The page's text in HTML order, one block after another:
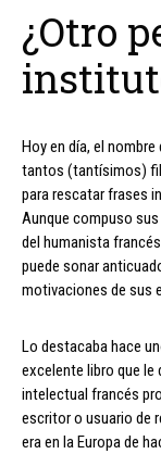
¿Otro
Hoy en día, el
tantos (tantísimos)
para rescatar frases
Aunque compuso
del humanista
puede sonar
motivaciones de sus
Lo destacaba hace
excelente libro que le
intelectual francés
escritor o usuario de
era en la Europa de